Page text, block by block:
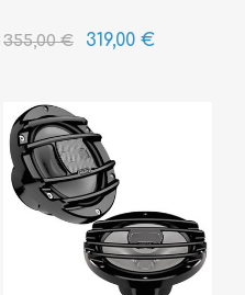
355,00 € 319,00 €